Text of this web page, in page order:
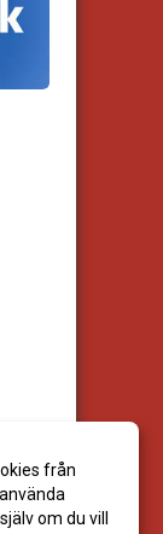
från
om du vill